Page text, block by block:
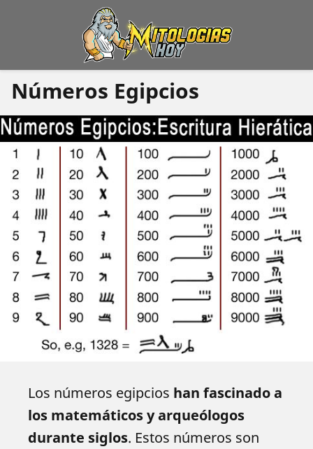
Números Egipcios
Los números egipcios han fascinado a
los matemáticos y arqueólogos
durante siglos. Estos números son